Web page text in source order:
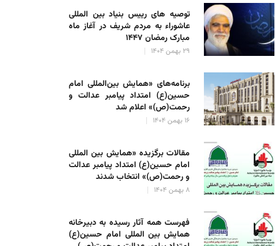
نشست مدیر مرکز آموزش زبان حوزه با طلاب مدرسه علمیه بقیة الله(عج)
توصیه های رییس بنیاد بین المللی
عاشوراء به مردم شریف در آغاز ماه
مبارک رمضان ۱۴۴۷
۲۹ بهمن ۱۴۰۴
برنامه‌های «همایش بین‌المللی امام
حسین(ع) امتداد پیامبر عدالت و
رحمت(ص)» اعلام شد
۱۶ بهمن ۱۴۰۴
مقالات برگزیده «همایش بین المللی
امام حسین(ع) امتداد پیامبر عدالت
و رحمت(ص)» انتخاب شدند
۸ بهمن ۱۴۰۴
فهرست همه آثار رسیده به دبیرخانه
همایش بین المللی امام حسین(ع)